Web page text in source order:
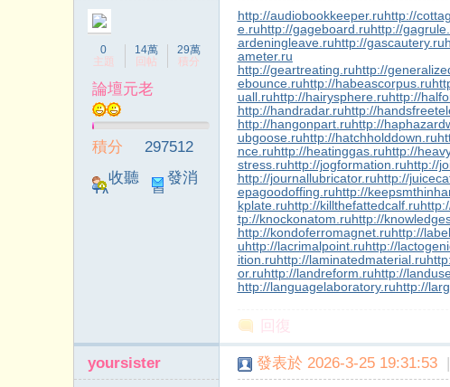
0
主題
14萬
回帖
29萬
積分
論壇元老
積分
297512
收聽
TA
發消
息
http://audiobookkeeper.ruhttp://
e.ruhttp://gageboard.ruhttp://
ardeningleave.ruhttp://gascautery.ru
ameter.ru
http://geartreating.ruhttp://
ebounce.ruhttp://habeascorpus.ru
uall.ruhttp://hairysphere.ruhttp://
http://handradar.ruhttp://
http://hangonpart.ruhttp://
ubgoose.ruhttp://hatchholddown.ru
nce.ruhttp://heatinggas.ruhttp://
stress.ruhttp://jogformation.ruhttp://
http://journallubricator.ruhttp://
epagoodoffing.ruhttp://
kplate.ruhttp://killthefattedcalf.ru
tp://knockonatom.ruhttp://
http://kondoferromagnet.ruhttp://
uhttp://lacrimalpoint.ruhttp://
ition.ruhttp://laminatedmaterial.ru
or.ruhttp://landreform.ruhttp://
http://languagelaboratory.ruhttp://
回復
yoursister 發表於 2026-3-25 19:31:53 |